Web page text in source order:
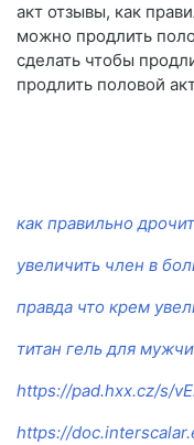
акт отзывы, как
можно продлить
сделать чтобы
продлить половой
как правильно
увеличить член в
правда что крем
титан гель для
https://pad.hxx.cz/s/
https://